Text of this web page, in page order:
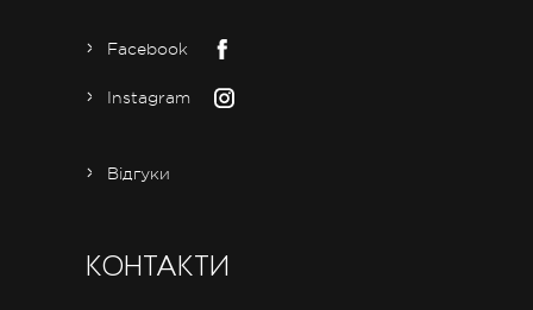
Facebook
Instagram
Відгуки
КОНТАКТИ